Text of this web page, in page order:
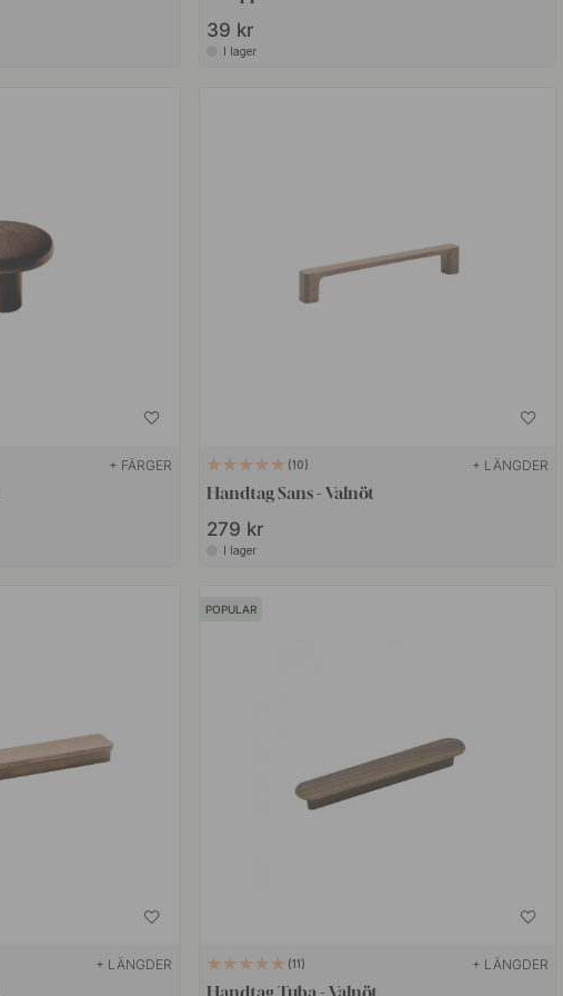
39 kr
I lager
+ FÄRGER 10 + LÄNGDER
Handtag Sans - Valnöt
279 kr
I lager
+ LÄNGDER
POPULAR
11 + LÄNGDER
Handtag Tuba - Valnöt